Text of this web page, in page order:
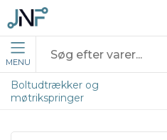
MENU
Boltudtrækker og
møtrikspringer